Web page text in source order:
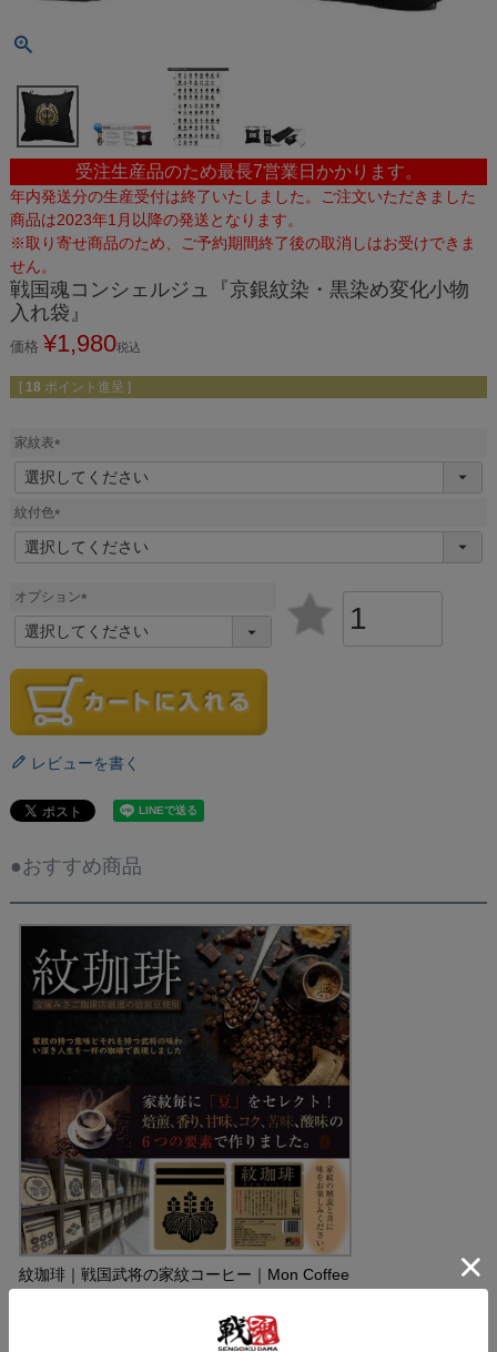
受注生産品のため最長7営業日かかります。
年内発送分の生産受付は終了いたしました。ご注文いただきました
商品は2023年1月以降の発送となります。
※取り寄せ商品のため、ご予約期間終了後の取消しはお受けできま
せん。
戦国魂コンシェルジュ『京銀紋染・黒染め変化小物
入れ袋』
価格 ¥1,980税込
[ 18 ポイント進呈 ]
家紋表
(
必
須
紋付色
(
必
)
オプション
(
必
)
レビューを書く
●おすすめ商品
紋珈琲｜戦国武将の家紋コーヒー｜Mon Coffee